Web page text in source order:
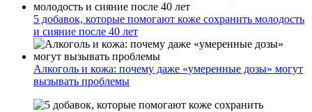
5 добавок, которые помогают коже сохранить молодость
и сияние после 40 лет
Алкоголь и кожа: почему даже «умеренные дозы» могут
вызывать проблемы